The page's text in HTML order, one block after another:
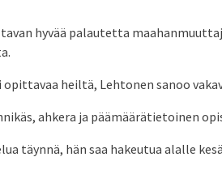
hyvää palautetta
heiltä, Lehtonen sanoo
ahkera ja päämäärätietoinen
täynnä, hän saa hakeutua alalle